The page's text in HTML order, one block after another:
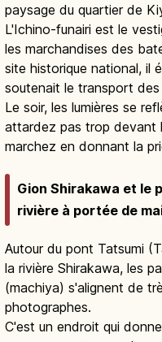
paysage du quartier de
L'Ichino-funairi est le
les marchandises des
site historique national, il
soutenait le transport des
Le soir, les lumières se
attardez pas trop devant
marchez en donnant la
Gion Shirakawa et le
rivière à portée de
Autour du pont Tatsumi
la rivière Shirakawa, les
(machiya) s'alignent de
photographes.
C'est un endroit qui